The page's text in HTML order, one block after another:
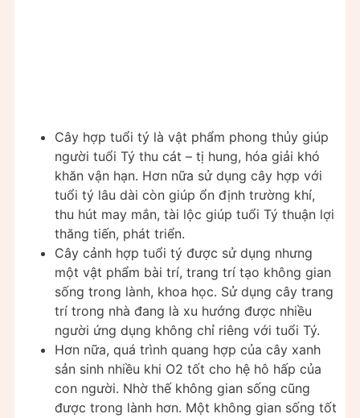
Cây hợp tuổi tý là vật phẩm phong thủy giúp
người tuổi Tý thu cát – tị hung, hóa giải khó
khăn vận hạn. Hơn nữa sử dụng cây hợp với
tuổi tý lâu dài còn giúp ổn định trường khí,
thu hút may mắn, tài lộc giúp tuổi Tý thuận lợi
thăng tiến, phát triển.
Cây cảnh hợp tuổi tý được sử dụng nhưng
một vật phẩm bài trí, trang trí tạo không gian
sống trong lành, khoa học. Sử dụng cây trang
trí trong nhà đang là xu hướng được nhiều
người ứng dụng không chỉ riêng với tuổi Tý.
Hơn nữa, quá trình quang hợp của cây xanh
sản sinh nhiều khi O2 tốt cho hệ hô hấp của
con người. Nhờ thế không gian sống cũng
được trong lành hơn. Một không gian sống tốt